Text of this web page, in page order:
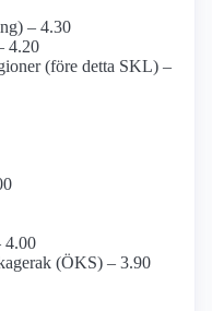
– 4.30
4.20
(före detta SKL) –
4.00
(ÖKS) – 3.90